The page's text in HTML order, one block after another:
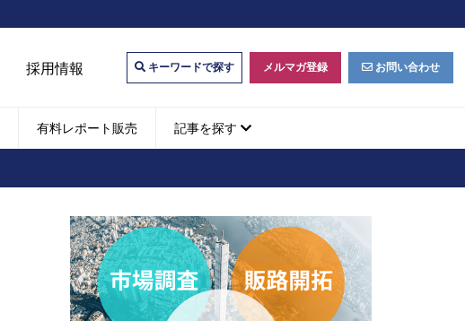
採用情報 キーワードで探す メルマガ登録 お問い合わせ
有料レポート販売 記事を探す
現地パートナー探索
デジタルマーケティング・
web広告
M&A動向
ベトナム企業買収・出資